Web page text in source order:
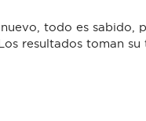
todo es sabido,
resultados toman su